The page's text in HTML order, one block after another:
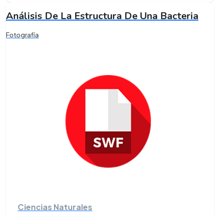
Análisis De La Estructura De Una Bacteria
Fotografía
Ciencias Naturales